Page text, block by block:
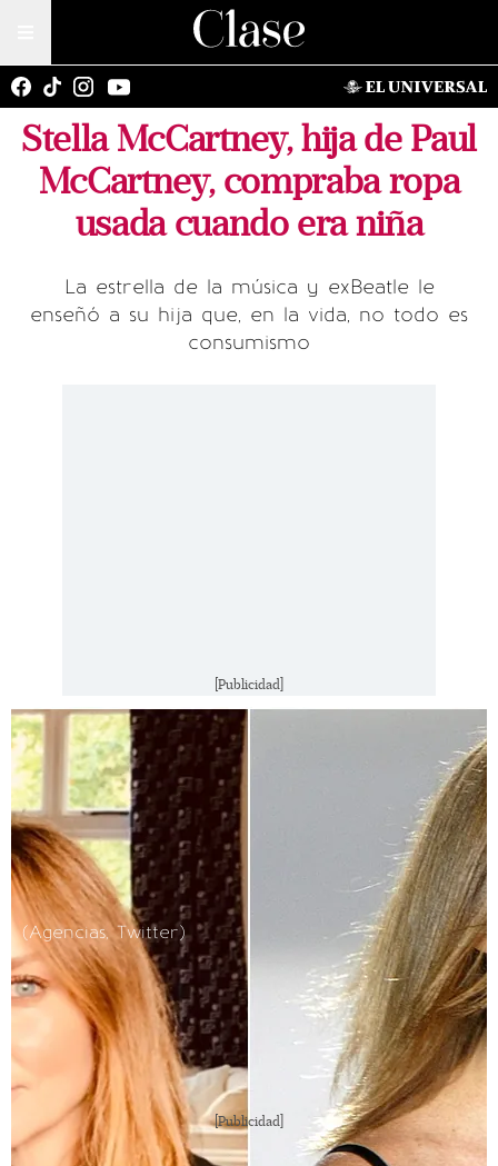
Stella McCartney, hija de Paul
McCartney, compraba ropa
usada cuando era niña
La estrella de la música y exBeatle le
enseñó a su hija que, en la vida, no todo es
consumismo
[Publicidad]
(Agencias, Twitter)
[Publicidad]